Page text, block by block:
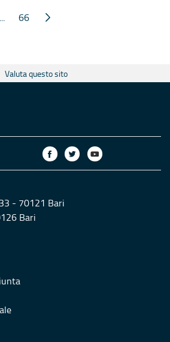
...
Pagine intermedie
Pagina
66 Pagina Seguente
Valuta questo sito
- 70121 Bari
Bari